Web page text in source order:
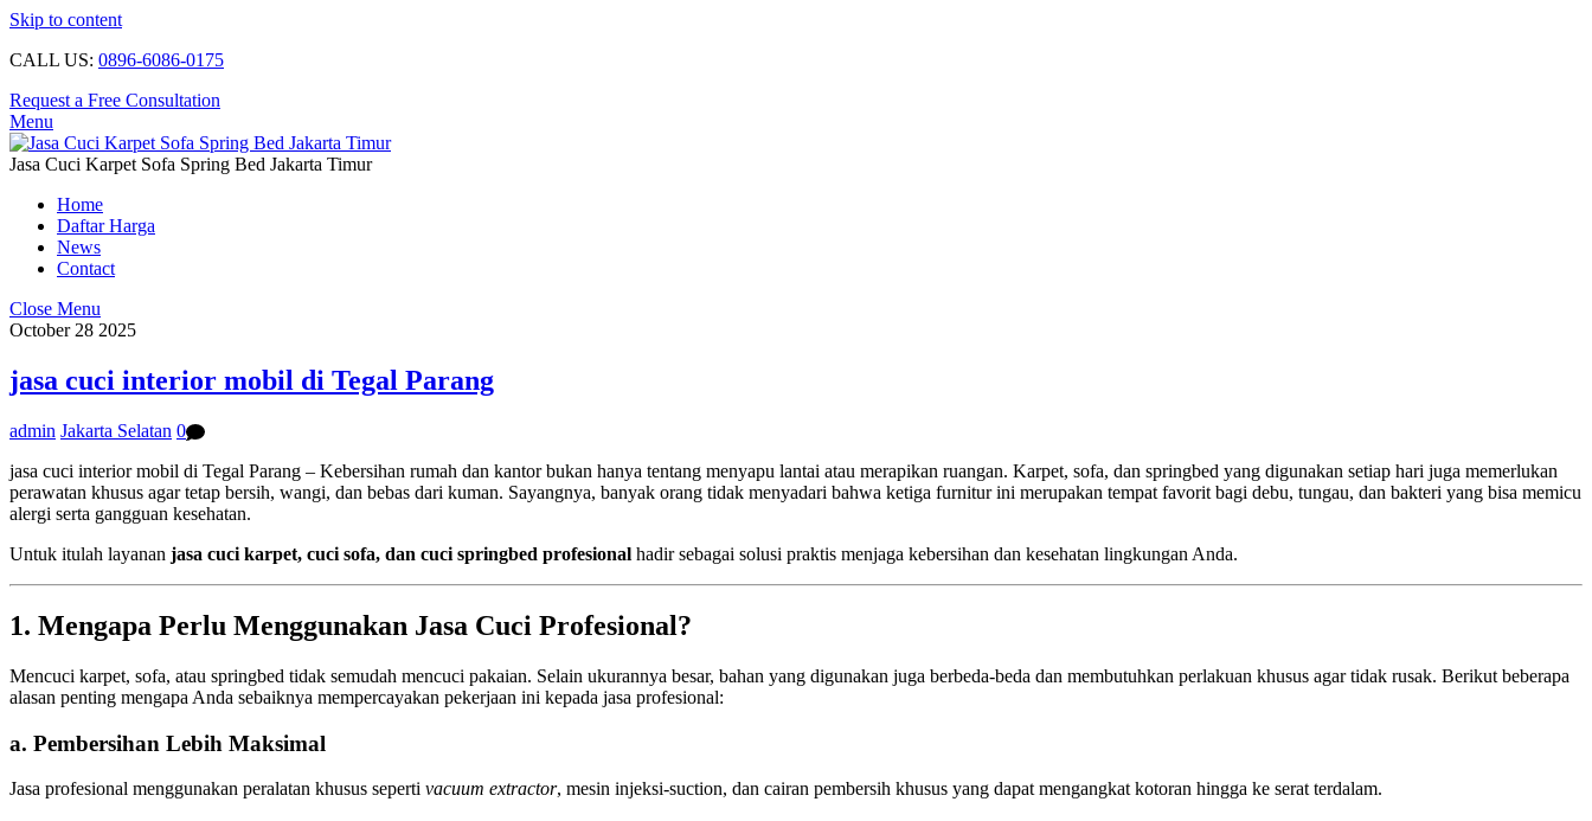
Skip to content
CALL US: 0896-6086-0175
Request a Free Consultation
Menu
Jasa Cuci Karpet Sofa Spring Bed Jakarta Timur
Home
Daftar Harga
News
Contact
Close Menu
October 28 2025
jasa cuci interior mobil di Tegal Parang
admin Jakarta Selatan 0
jasa cuci interior mobil di Tegal Parang – Kebersihan rumah dan kantor bukan hanya tentang menyapu lantai atau merapikan ruangan. Karpet, sofa, dan springbed yang digunakan setiap hari juga memerlukan
perawatan khusus agar tetap bersih, wangi, dan bebas dari kuman. Sayangnya, banyak orang tidak menyadari bahwa ketiga furnitur ini merupakan tempat favorit bagi debu, tungau, dan bakteri yang bisa memicu
alergi serta gangguan kesehatan.
Untuk itulah layanan jasa cuci karpet, cuci sofa, dan cuci springbed profesional hadir sebagai solusi praktis menjaga kebersihan dan kesehatan lingkungan Anda.
1. Mengapa Perlu Menggunakan Jasa Cuci Profesional?
Mencuci karpet, sofa, atau springbed tidak semudah mencuci pakaian. Selain ukurannya besar, bahan yang digunakan juga berbeda-beda dan membutuhkan perlakuan khusus agar tidak rusak. Berikut beberapa
alasan penting mengapa Anda sebaiknya mempercayakan pekerjaan ini kepada jasa profesional:
a. Pembersihan Lebih Maksimal
Jasa profesional menggunakan peralatan khusus seperti vacuum extractor, mesin injeksi-suction, dan cairan pembersih khusus yang dapat mengangkat kotoran hingga ke serat terdalam.